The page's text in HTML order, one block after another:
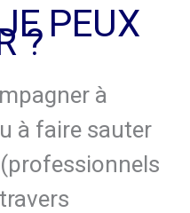
PEUX
?
à
à faire sauter